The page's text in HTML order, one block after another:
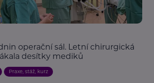
operační sál. Letní chirurgická
desítky mediků
Praxe, stáž, kurz